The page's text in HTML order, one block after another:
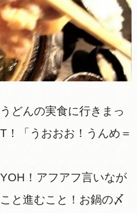
どんの実食に行きまっ
！「うおおお！うんめ＝
！アフアフ言いなが
と進むこと！お鍋の〆